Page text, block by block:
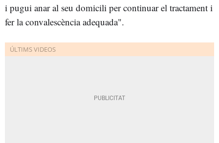
i pugui anar al seu domicili per continuar el tractament i
fer la convalescència adequada".